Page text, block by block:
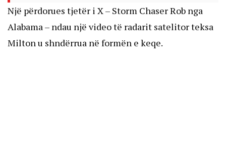
Një përdorues tjetër i X – Storm Chaser Rob nga
Alabama – ndau një video të radarit satelitor teksa
Milton u shndërrua në formën e keqe.